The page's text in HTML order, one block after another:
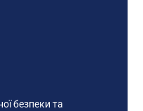
безпеки та